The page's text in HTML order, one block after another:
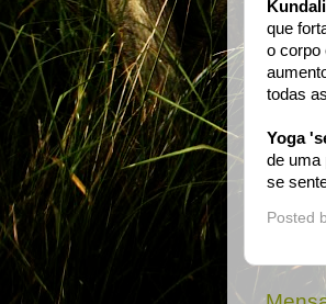
que
o corpo
todas
Yoga
de uma
se
Posted